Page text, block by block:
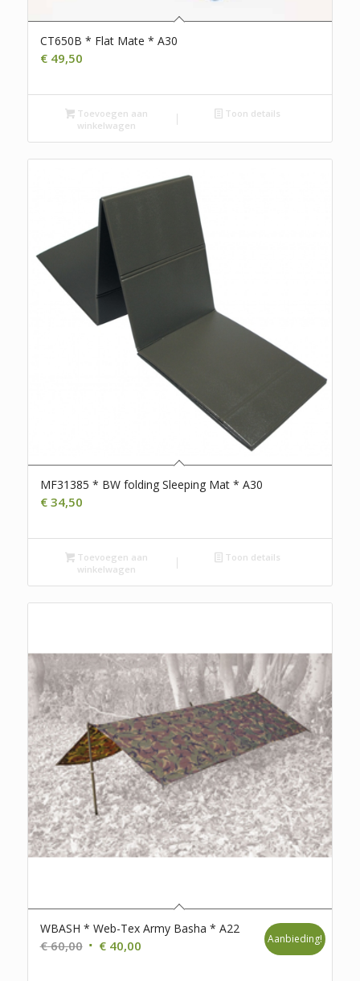
CT650B * Flat Mate * A30
€49,50
Toevoegen aan
winkelwagen
Toon details
MF31385 * BW folding Sleeping Mat * A30
€34,50
Toevoegen aan
winkelwagen
Toon details
WBASH * Web-Tex Army Basha * A22
€60,00 Oorspronkelijke
€40,00Huidige
Aanbieding!